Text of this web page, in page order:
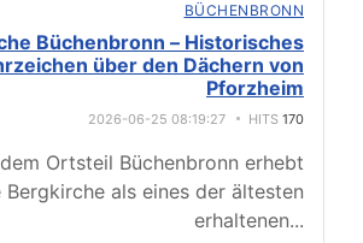
BÜCHENBRONN
Büchenbronn – Historisches
über den Dächern von
Pforzheim
2026-06-25 08:19:27 HITS 170
Ortsteil Büchenbronn erhebt
Bergkirche als eines der ältesten
erhaltenen...